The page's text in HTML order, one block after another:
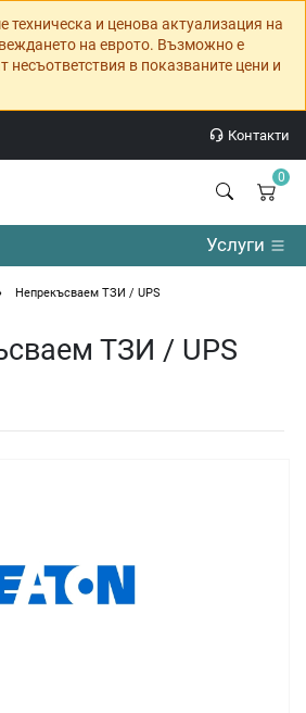
и ценова актуализация на
на еврото. Възможно е
несъответствия в показваните цени и
Контакти
0
Услуги
Непрекъсваем ТЗИ / UPS
ТЗИ / UPS